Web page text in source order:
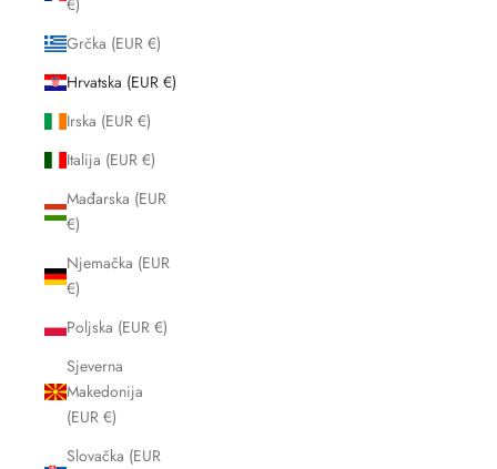
€)
Grčka (EUR €)
Hrvatska (EUR €)
Irska (EUR €)
Italija (EUR €)
Mađarska (EUR
€)
Njemačka (EUR
€)
Poljska (EUR €)
Sjeverna
Makedonija
(EUR €)
Slovačka (EUR